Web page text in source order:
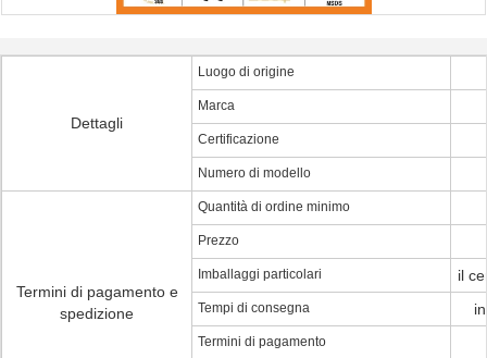
Dettagli
Luogo di origine
Marca
Certificazione
Numero di modello
Termini di pagamento e
spedizione
Quantità di ordine minimo
Prezzo
Imballaggi particolari il
Tempi di consegna
Termini di pagamento